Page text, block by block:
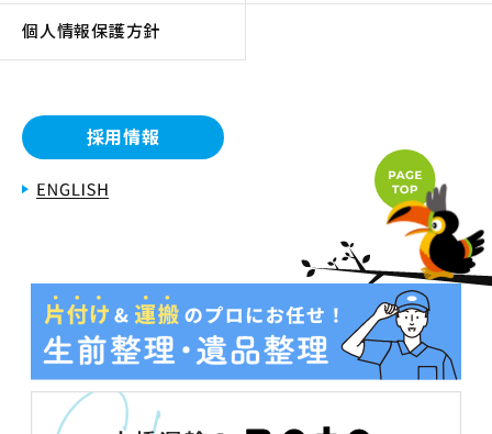
個人情報保護方針
採用情報